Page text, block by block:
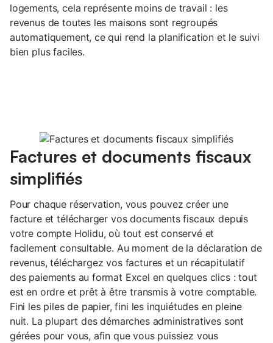
logements, cela représente moins de travail : les
revenus de toutes les maisons sont regroupés
automatiquement, ce qui rend la planification et le suivi
bien plus faciles.
Factures et documents fiscaux
simplifiés
Pour chaque réservation, vous pouvez créer une
facture et télécharger vos documents fiscaux depuis
votre compte Holidu, où tout est conservé et
facilement consultable. Au moment de la déclaration de
revenus, téléchargez vos factures et un récapitulatif
des paiements au format Excel en quelques clics : tout
est en ordre et prêt à être transmis à votre comptable.
Fini les piles de papier, fini les inquiétudes en pleine
nuit. La plupart des démarches administratives sont
gérées pour vous, afin que vous puissiez vous